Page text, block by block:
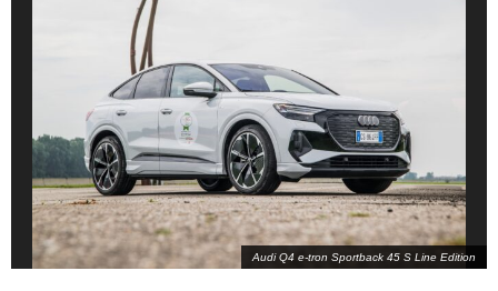
Audi Q4 e-tron Sportback 45 S Line Edition